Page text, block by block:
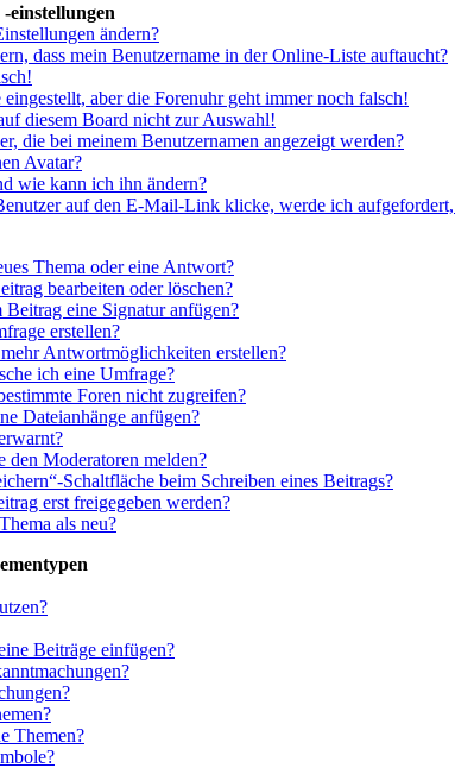
einstellungen
ändern?
dass mein Benutzername in der Online-Liste auftaucht?
aber die Forenuhr geht immer noch falsch!
diesem Board nicht zur Auswahl!
die bei meinem Benutzernamen angezeigt werden?
Avatar?
wie kann ich ihn ändern?
auf den E-Mail-Link klicke, werde ich
Thema oder eine Antwort?
bearbeiten oder löschen?
eine Signatur anfügen?
erstellen?
Antwortmöglichkeiten erstellen?
ich eine Umfrage?
Foren nicht zugreifen?
Dateianhänge anfügen?
den Moderatoren melden?
Schaltfläche beim Schreiben eines Beitrags?
erst freigegeben werden?
als neu?
Beiträge einfügen?
Themen?